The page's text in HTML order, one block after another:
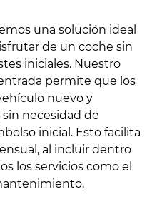
una solución ideal
de un coche sin
iniciales. Nuestro
permite que los
nuevo y
necesidad de
inicial. Esto facilita
al incluir dentro
los servicios como el